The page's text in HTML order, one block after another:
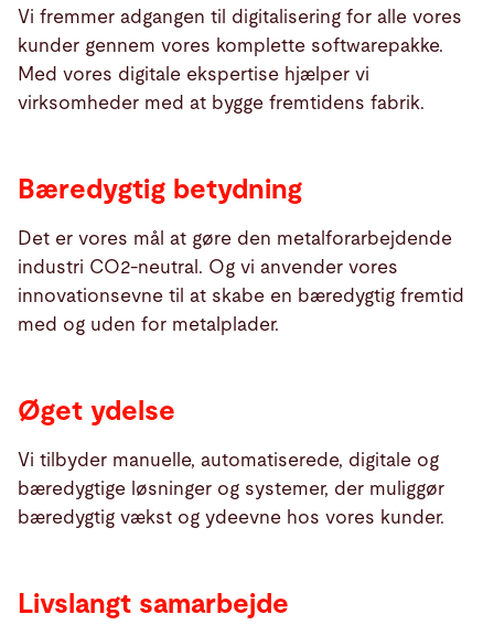
Vi fremmer adgangen til digitalisering for alle vores
kunder gennem vores komplette softwarepakke.
Med vores digitale ekspertise hjælper vi
virksomheder med at bygge fremtidens fabrik.
Bæredygtig betydning
Det er vores mål at gøre den metalforarbejdende
industri CO2-neutral. Og vi anvender vores
innovationsevne til at skabe en bæredygtig fremtid
med og uden for metalplader.
Øget ydelse
Vi tilbyder manuelle, automatiserede, digitale og
bæredygtige løsninger og systemer, der muliggør
bæredygtig vækst og ydeevne hos vores kunder.
Livslangt samarbejde